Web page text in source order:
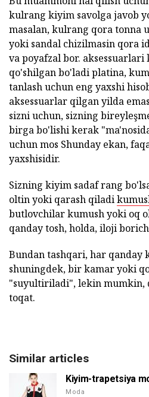
kulrang kiyim savolga javob
masalan, kulrang qora tonna
yoki sandal chizilmasin qora
va poyafzal bor.
qo'shilgan bo'ladi platina,
tanlash uchun eng yaxshi
aksessuarlar qilgan yilda
sizni uchun, sizning
birga bo'lishi kerak
uchun mos Shunday ekan,
yaxshisidir.
Sizning kiyim sadaf rang
oltin yoki qarash qiladi
butlovchilar kumush yoki oq
qanday tosh, holda, iloji
Bundan tashqari, har qanday
shuningdek, bir kamar yoki
"suyultiriladi", lekin mumkin,
toqat.
Similar articles
Kiyim-trapetsiya
Moda